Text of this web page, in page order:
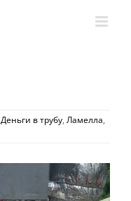
Деньги в трубу, Ламелла,